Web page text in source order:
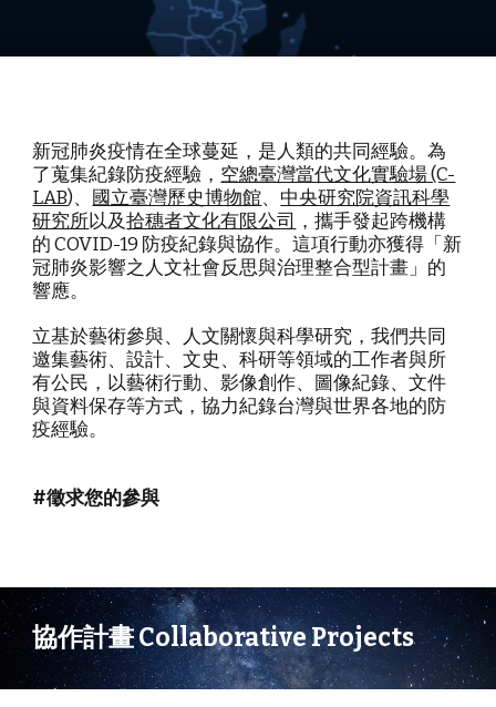
新冠肺炎疫情在全球蔓延， 是人類的共同經驗。為
了蒐集紀錄防疫經驗 ， 空總臺灣當代文化實驗場 (C-
LAB)、 國立臺灣歷史博物館、 中央研究院資訊科學
研究所以及拾穗者文化有限公司 ，攜手發起跨機構
的 COVID-19 防疫紀錄與協作。這項行動亦獲得「新
冠肺炎影響之人文社會反思與治理整合型計畫」的
響應。
立基於藝術參與、 人文關懷與科學研究 ，我們共同
邀集藝術、設計、文史、科研等領域的工作者與所
有公民，以藝術行動、影像創作、圖像紀錄、文件
與資料保存等方式，協力紀錄台灣與世界各地的防
疫經驗。
#徵求您的參與
協作計畫 Collaborative Projects